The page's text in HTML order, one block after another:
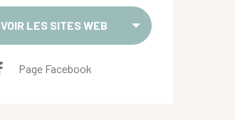
VOIR LES SITES WEB
Page Facebook